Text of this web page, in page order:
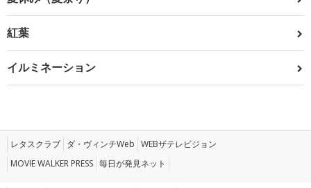
紅葉
イルミネーション
レタスクラブ ダ・ヴィンチWeb WEBザテレビジョン
MOVIE WALKER PRESS 毎日が発見ネット